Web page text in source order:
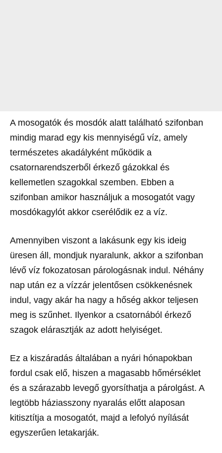
A mosogatók és mosdók alatt található szifonban
mindig marad egy kis mennyiségű víz, amely
természetes akadályként működik a
csatornarendszerből érkező gázokkal és
kellemetlen szagokkal szemben. Ebben a
szifonban amikor használjuk a mosogatót vagy
mosdókagylót akkor cserélődik ez a víz.
Amennyiben viszont a lakásunk egy kis ideig
üresen áll, mondjuk nyaralunk, akkor a szifonban
lévő víz fokozatosan párologásnak indul. Néhány
nap után ez a vízzár jelentősen csökkenésnek
indul, vagy akár ha nagy a hőség akkor teljesen
meg is szűnhet. Ilyenkor a csatornából érkező
szagok elárasztják az adott helyiséget.
Ez a kiszáradás általában a nyári hónapokban
fordul csak elő, hiszen a magasabb hőmérséklet
és a szárazabb levegő gyorsíthatja a párolgást. A
legtöbb háziasszony nyaralás előtt alaposan
kitisztítja a mosogatót, majd a lefolyó nyílását
egyszerűen letakarják.